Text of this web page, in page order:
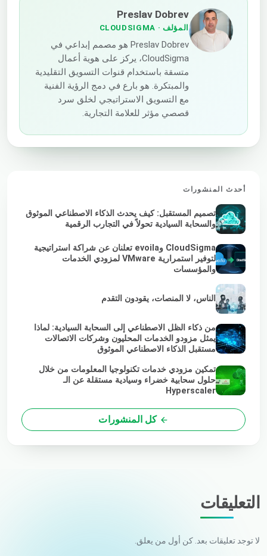
Preslav Dobrev
المؤلف· CLOUDSIGMA
Preslav Dobrev هو مصمم إبداعي في
CloudSigma، يركز على هوية أعمال
متسقة باستخدام قنوات التسويق التقليدية
والمبتكرة. هو بارع في دمج الرؤية الفنية
مع التسويق الاستراتيجي لخلق سرد
قصصي مؤثر للعلامة التجارية.
أحدث المنشورات
تصميم المستقبل: كيف يحدث الذكاء الاصطناعي الموثوق
والسحابة السيادية تحولاً في التجارب الرقمية
CloudSigma وevoila تعلنان عن شراكة استراتيجية
لتوفير استمرارية VMware لمزودي الخدمات
والمؤسسات
الناس، لا المنصات، يقودون التقدم
من ذكاء الظل الاصطناعي إلى السحابة السيادية: لماذا
يمثل مزودو الخدمات المحليون وشركات الاتصالات
مستقبل الذكاء الاصطناعي الموثوق
تمكين مزودي خدمات تكنولوجيا المعلومات من خلال
حلول سحابية خضراء وسيادية مستقلة عن الـ
Hyperscaler
كل المنشورات
التعليقات
لا توجد تعليقات بعد. كن أول من يعلق.